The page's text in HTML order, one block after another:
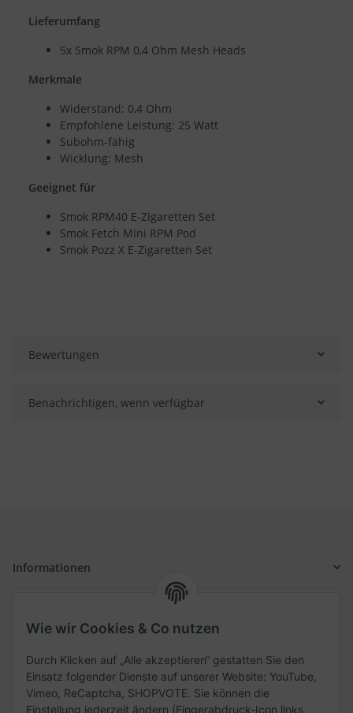
Lieferumfang
5x Smok RPM 0,4 Ohm Mesh Heads
Merkmale
Widerstand: 0,4 Ohm
Empfohlene Leistung: 25 Watt
Subohm-fähig
Wicklung: Mesh
Geeignet für
Smok RPM40 E-Zigaretten Set
Smok Fetch Mini RPM Pod
Smok Pozz X E-Zigaretten Set
Bewertungen
Benachrichtigen, wenn verfügbar
Informationen
Wie wir Cookies & Co nutzen
Durch Klicken auf „Alle akzeptieren“ gestatten Sie den
Einsatz folgender Dienste auf unserer Website: YouTube,
Vimeo, ReCaptcha, SHOPVOTE. Sie können die
Einstellung jederzeit ändern (Fingerabdruck-Icon links